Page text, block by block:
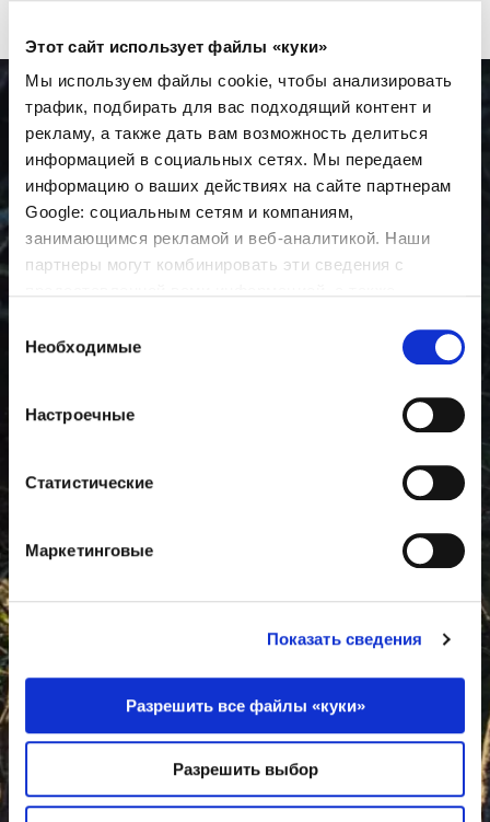
Этот сайт использует файлы «куки»
Мы используем файлы cookie, чтобы анализировать
трафик, подбирать для вас подходящий контент и
рекламу, а также дать вам возможность делиться
информацией в социальных сетях. Мы передаем
информацию о ваших действиях на сайте партнерам
Google: социальным сетям и компаниям,
занимающимся рекламой и веб-аналитикой. Наши
партнеры могут комбинировать эти сведения с
вами их сервисов.
согласия
Необходимые
Настроечные
Статистические
Маркетинговые
Показать сведения
Разрешить все файлы «куки»
Разрешить выбор
25AUTUMN GOLF LA
COSTA TOURNAMENT
каждый день до вечера проводятся
мероприятия для детей.
ГАСТРОНОМИЯ -
ТЕМАТИЧЕСКИЕ
ШВЕДСКИЕ СТОЛЫ
Тематические буфеты каждую неделю в